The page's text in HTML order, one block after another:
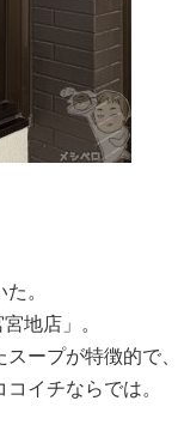
。
地店」。
ープが特徴的で、
イチならでは。